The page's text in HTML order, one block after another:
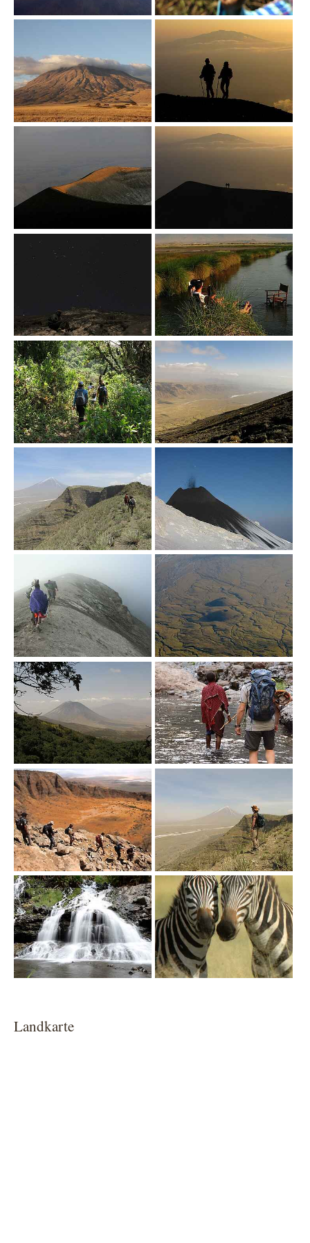
Show larger version
Show larger version
Show larger version Show larger version
Show larger version Show larger version
Show larger version
Show larger version Show larger version
Show larger version
Show larger version Show larger version
Landkarte